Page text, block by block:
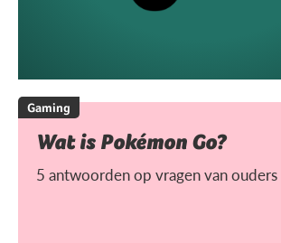
Gaming
Wat is Pokémon Go?
5 antwoorden op vragen van ouders